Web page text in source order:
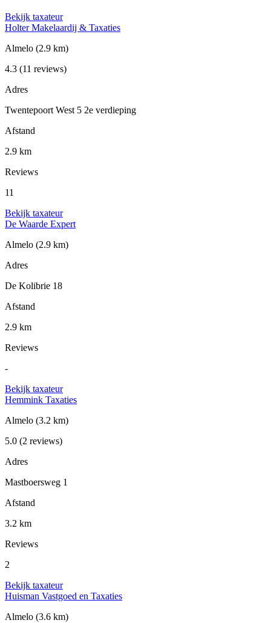
Bekijk taxateur
Holter Makelaardij & Taxaties
Almelo (2.9 km)
4.3 (11 reviews)
Adres
Twentepoort West 5 2e verdieping
Afstand
2.9 km
Reviews
11
Bekijk taxateur
De Waarde Expert
Almelo (2.9 km)
Adres
De Kolibrie 18
Afstand
2.9 km
Reviews
-
Bekijk taxateur
Hemmink Taxaties
Almelo (3.2 km)
5.0 (2 reviews)
Adres
Mastboersweg 1
Afstand
3.2 km
Reviews
2
Bekijk taxateur
Huisman Vastgoed en Taxaties
Almelo (3.6 km)